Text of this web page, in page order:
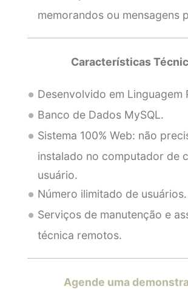
memorandos ou mensagens
Características
Desenvolvido em Linguagem
Banco de Dados MySQL.
Sistema 100% Web: não
instalado no computador de
usuário.
Número ilimitado de usuários.
Serviços de manutenção e
técnica remotos.
Agende uma